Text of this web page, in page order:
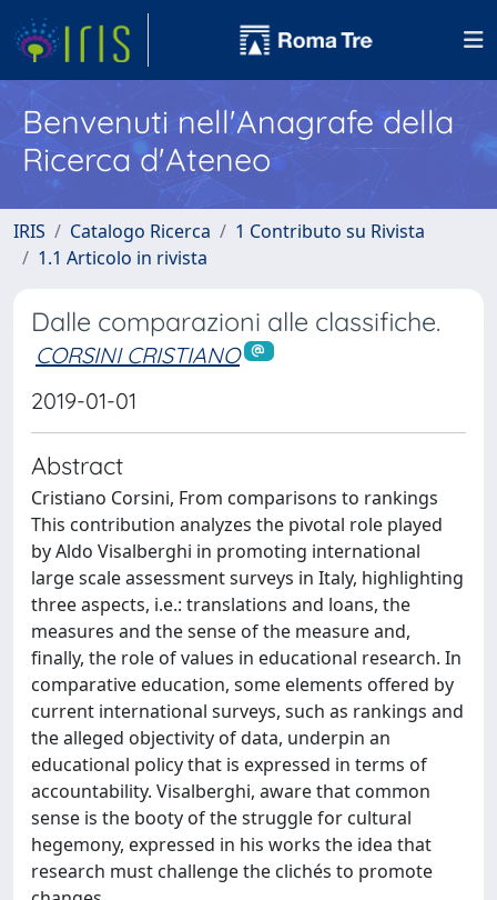
Benvenuti nell'Anagrafe della
Ricerca d'Ateneo
IRIS Catalogo Ricerca
1 Contributo su Rivista
1.1 Articolo in rivista
Dalle comparazioni alle classifiche.
CORSINI CRISTIANO
2019-01-01
Abstract
Cristiano Corsini, From comparisons to rankings
This contribution analyzes the pivotal role played
by Aldo Visalberghi in promoting international
large scale assessment surveys in Italy, highlighting
three aspects, i.e.: translations and loans, the
measures and the sense of the measure and,
finally, the role of values in educational research. In
comparative education, some elements offered by
current international surveys, such as rankings and
the alleged objectivity of data, underpin an
educational policy that is expressed in terms of
accountability. Visalberghi, aware that common
sense is the booty of the struggle for cultural
hegemony, expressed in his works the idea that
research must challenge the clichés to promote